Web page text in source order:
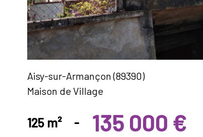
Aisy-sur-Armançon (89390)
Maison de Village
125 m² - 135 000 €